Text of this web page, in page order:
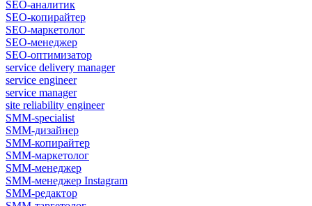
SEO-аналитик
SEO-копирайтер
SEO-маркетолог
SEO-менеджер
SEO-оптимизатор
service delivery manager
service engineer
service manager
site reliability engineer
SMM-specialist
SMM-дизайнер
SMM-копирайтер
SMM-маркетолог
SMM-менеджер
SMM-менеджер Instagram
SMM-редактор